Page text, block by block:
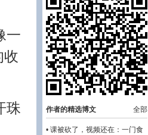
一
收
珠
全部
作者的精选博文
• 课被砍了，视频还在：一门食